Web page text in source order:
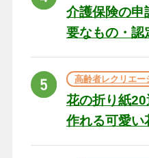
介護保険の申
要なもの・認
た場合の対処
高齢者レクリエー
花の折り紙
作れる可愛い
で